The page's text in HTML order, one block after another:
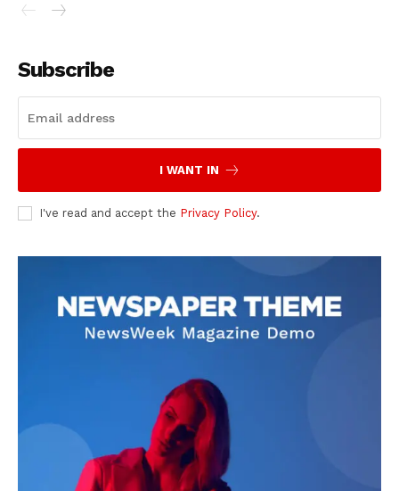
Subscribe
I WANT IN
I've read and accept the Privacy Policy.